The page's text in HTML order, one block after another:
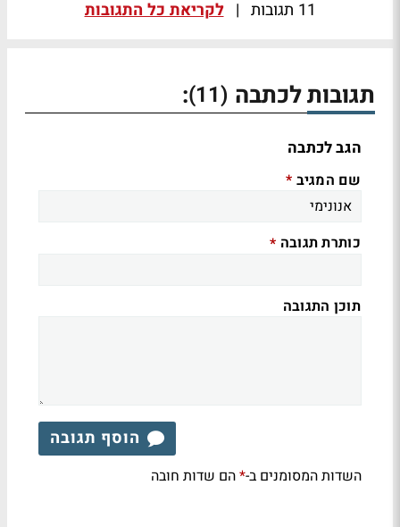
11 תגובות | לקריאת כל התגובות
תגובות לכתבה (11)
:
הגב לכתבה
שם המגיב *
כותרת תגובה *
תוכן התגובה
הוסף תגובה
השדות המסומנים ב-*הם שדות חובה